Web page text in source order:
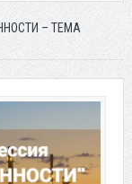
– ТЕМА